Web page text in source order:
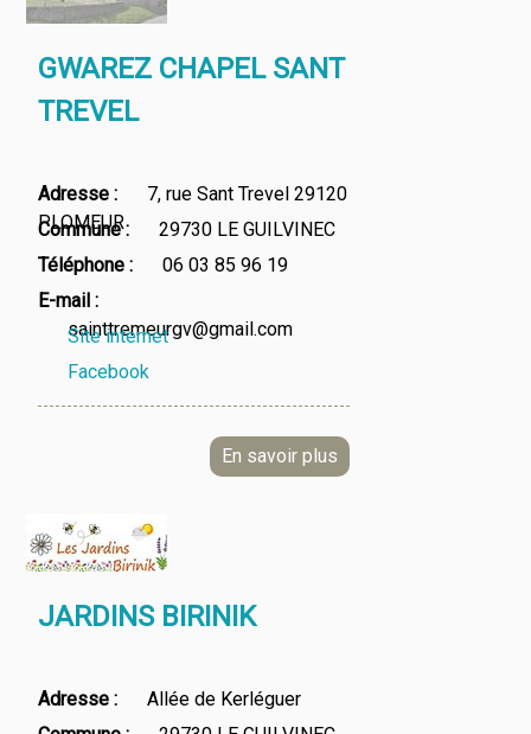
GWAREZ CHAPEL SANT
TREVEL
Adresse
7, rue Sant Trevel 29120
PLOMEUR
Commune
29730 LE GUILVINEC
Téléphone
06 03 85 96 19
E-mail
sainttremeurgv@gmail.com
Site internet
Facebook
JARDINS BIRINIK
Adresse
Allée de Kerléguer